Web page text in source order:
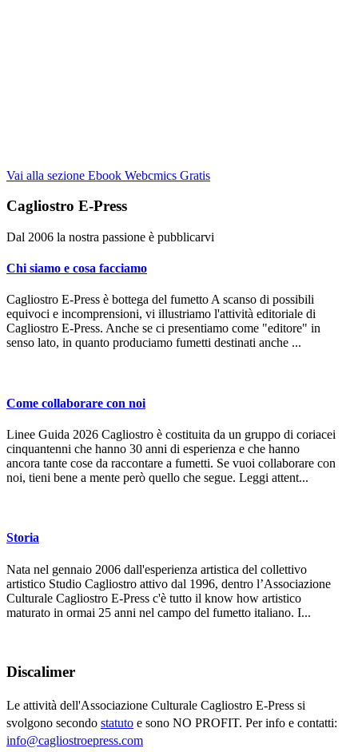
Vai alla sezione Ebook Webcmics Gratis
Cagliostro E-Press
Dal 2006 la nostra passione è pubblicarvi
Chi siamo e cosa facciamo
Cagliostro E-Press è bottega del fumetto A scanso di possibili
equivoci e incomprensioni, vi illustriamo l'attività editoriale di
Cagliostro E-Press. Anche se ci presentiamo come "editore" in
senso lato, in quanto produciamo fumetti destinati anche ...
Come collaborare con noi
Linee Guida 2026 Cagliostro è costituita da un gruppo di coriacei
cinquantenni che hanno 30 anni di esperienza e che hanno
ancora tante cose da raccontare a fumetti. Se vuoi collaborare con
noi, tieni bene a mente però quello che segue. Leggi attent...
Storia
Nata nel gennaio 2006 dall'esperienza artistica del collettivo
artistico Studio Cagliostro attivo dal 1996, dentro l’Associazione
Culturale Cagliostro E-Press c'è tutto il know how artistico
maturato in ormai 25 anni nel campo del fumetto italiano. I...
Discalimer
Le attività dell'Associazione Culturale Cagliostro E-Press si
svolgono secondo statuto e sono NO PROFIT. Per info e contatti:
info@cagliostroepress.com